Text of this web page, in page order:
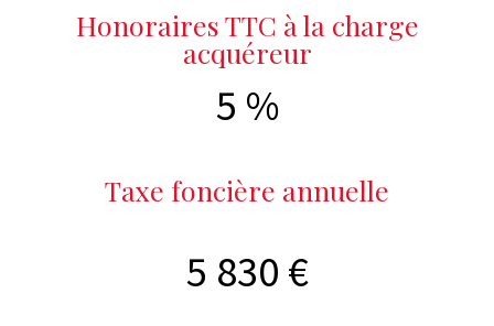
Honoraires TTC à la charge
acquéreur
5 %
Taxe foncière annuelle
5 830 €